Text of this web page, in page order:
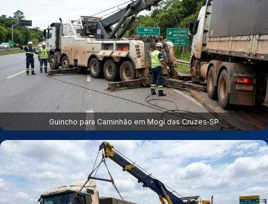
Guincho para Caminhão em Mogi das Cruzes‑SP